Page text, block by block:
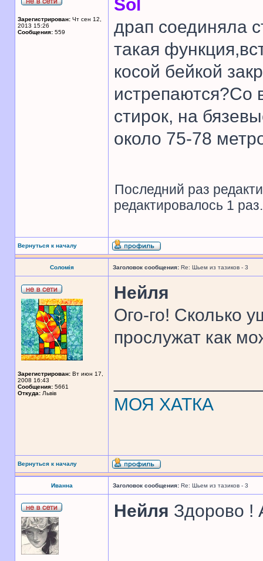
Зарегистрирован: Чт сен 12,
2013 15:26
Сообщения: 559
Sol
драп соединяла
такая
косой бейкой
истрепаются?Со
стирок, на
около 75-78
Последний раз
редактировалось 1 раз.
Вернуться к началу
Соломія Заголовок сообщения: Re: Шьем из тазиков - 3
Зарегистрирован: Вт июн 17,
2008 16:43
Сообщения: 5661
Откуда: Львів
Нейля
Ого-го! Сколько
прослужат как
МОЯ ХАТКА
Вернуться к началу
Иванна Заголовок сообщения: Re: Шьем из тазиков - 3
Нейля Здорово !